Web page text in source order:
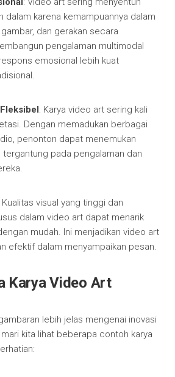
dalam karena kemampuannya dalam
dan gerakan secara
pengalaman multimodal
emosional lebih kuat
: Karya video art sering kali
Dengan memadukan berbagai
penonton dapat menemukan
pada pengalaman dan
Kualitas visual yang tinggi dan
dalam video art dapat menarik
mudah. Ini menjadikan video art
efektif dalam menyampaikan pesan.
Karya Video Art
lebih jelas mengenai inovasi
kita lihat beberapa contoh karya